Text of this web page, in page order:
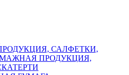
САЛФЕТКИ,
ПРОДУКЦИЯ,